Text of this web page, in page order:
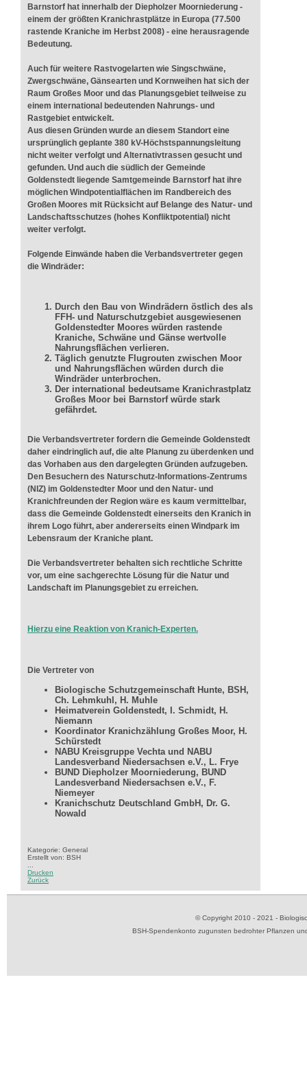
Barnstorf hat innerhalb der Diepholzer Moorniederung -
einem der größten Kranichrastplätze in Europa (77.500
rastende Kraniche im Herbst 2008) - eine herausragende
Bedeutung.
Auch für weitere Rastvogelarten wie Singschwäne,
Zwergschwäne, Gänsearten und Kornweihen hat sich der
Raum Großes Moor und das Planungsgebiet teilweise zu
einem international bedeutenden Nahrungs- und
Rastgebiet entwickelt.
Aus diesen Gründen wurde an diesem Standort eine
ursprünglich geplante 380 kV-Höchstspannungsleitung
nicht weiter verfolgt und Alternativtrassen gesucht und
gefunden. Und auch die südlich der Gemeinde
Goldenstedt liegende Samtgemeinde Barnstorf hat ihre
möglichen Windpotentialflächen im Randbereich des
Großen Moores mit Rücksicht auf Belange des Natur- und
Landschaftsschutzes (hohes Konfliktpotential) nicht
weiter verfolgt.
Folgende Einwände haben die Verbandsvertreter gegen
die Windräder:
Durch den Bau von Windrädern östlich des als
FFH- und Naturschutzgebiet ausgewiesenen
Goldenstedter Moores würden rastende
Kraniche, Schwäne und Gänse wertvolle
Nahrungsflächen verlieren.
Täglich genutzte Flugrouten zwischen Moor
und Nahrungsflächen würden durch die
Windräder unterbrochen.
Der international bedeutsame Kranichrastplatz
Großes Moor bei Barnstorf würde stark
gefährdet.
Die Verbandsvertreter fordern die Gemeinde Goldenstedt
daher eindringlich auf, die alte Planung zu überdenken und
das Vorhaben aus den dargelegten Gründen aufzugeben.
Den Besuchern des Naturschutz-Informations-Zentrums
(NIZ) im Goldenstedter Moor und den Natur- und
Kranichfreunden der Region wäre es kaum vermittelbar,
dass die Gemeinde Goldenstedt einerseits den Kranich in
ihrem Logo führt, aber andererseits einen Windpark im
Lebensraum der Kraniche plant.
Die Verbandsvertreter behalten sich rechtliche Schritte
vor, um eine sachgerechte Lösung für die Natur und
Landschaft im Planungsgebiet zu erreichen.
Hierzu eine Reaktion von Kranich-Experten.
Die Vertreter von
Biologische Schutzgemeinschaft Hunte, BSH,
Ch. Lehmkuhl, H. Muhle
Heimatverein Goldenstedt, I. Schmidt, H.
Niemann
Koordinator Kranichzählung Großes Moor, H.
Schürstedt
NABU Kreisgruppe Vechta und NABU
Landesverband Niedersachsen e.V., L. Frye
BUND Diepholzer Moorniederung, BUND
Landesverband Niedersachsen e.V., F.
Niemeyer
Kranichschutz Deutschland GmbH, Dr. G.
Nowald
Kategorie: General
Erstellt von: BSH
Drucken
Zurück
© Copyright 2010 - 2021 -
BSH-Spendenkonto zugunsten bedrohter Pflanzen